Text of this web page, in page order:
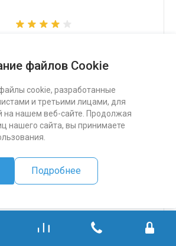
файлов Cookie
cookie, разработанные
и третьими лицами, для
на нашем веб-сайте. Продолжая
нашего сайта, вы принимаете
Подробнее
324 500 ₽
ПОДРОБНЕЕ